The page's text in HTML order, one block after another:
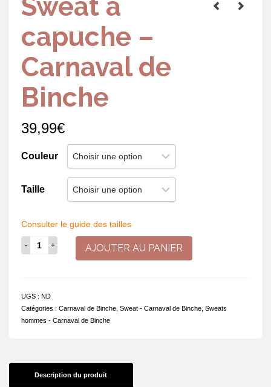
Sweat à
capuche –
Carnaval de
Binche
39,99€
Couleur
Taille
Consulter le guide des tailles
quantité
de
Carnaval
AJOUTER AU PANIER
UGS : ND
Catégories : Carnaval de Binche Sweat - Carnaval de Binche Sweats
hommes - Carnaval de Binche
Description du produit